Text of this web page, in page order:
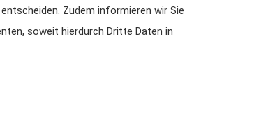
Zudem informieren wir Sie
soweit hierdurch Dritte Daten in